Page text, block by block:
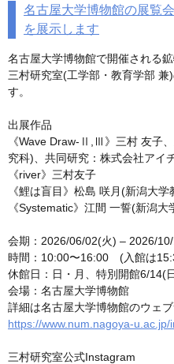
名古屋大学博物館の展覧
を展示します
名古屋大学博物館で開催される
三村研究室(工学部・教育学部
す。
出展作品
《Wave Draw-Ⅱ,Ⅲ》三村 友子
究科)、共同研究：株式会社アイ
《river》三村友子
《鯉は盲目》松島 咲月(新潟大
《Systematic》江間 一誓(新潟
会期：2026/06/02(火) – 2026/
時間：10:00〜16:00 (入館は
休館日：日・月、特別開館6/14(
会場：名古屋大学博物館
詳細は名古屋大学博物館のウェ
https://www.num.nagoya-u.ac.jp/
三村研究室公式Instagram